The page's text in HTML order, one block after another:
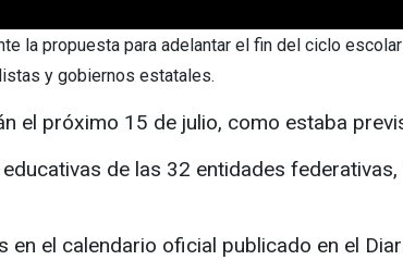
la propuesta para adelantar el fin del ciclo
y gobiernos estatales.
el próximo 15 de julio, como estaba
de las 32 entidades
el calendario oficial publicado en el